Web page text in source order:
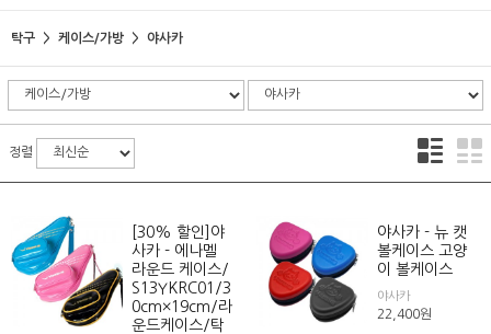
탁구 케이스/가방 야사카
정렬
[30% 할인]야
사카 - 에나멜
라운드 케이스/
S13YKRC01/3
0cm×19cm/라
운드케이스/탁
야사카 - 뉴 캣
볼케이스 고양
이 볼케이스
야사카
22,400원